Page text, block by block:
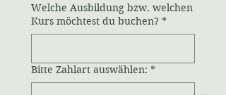
Welche Ausbildung bzw. welchen
Kurs möchtest du buchen? *
Bitte Zahlart auswählen: *